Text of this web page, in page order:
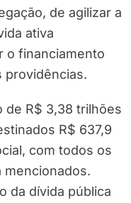
de agilizar a
ativa
o financiamento
providências.
de R$ 3,38 trilhões
R$ 637,9
com todos os
da dívida pública